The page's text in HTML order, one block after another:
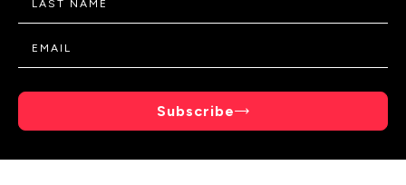
Subscribe